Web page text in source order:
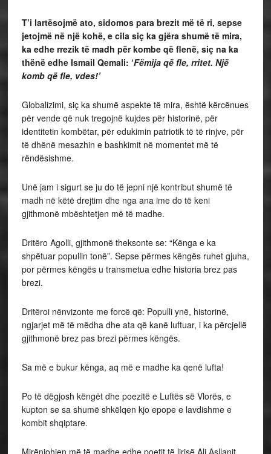
T’i lartësojmë ato, sidomos para brezit më të ri, sepse
jetojmë në një kohë, e cila siç ka gjëra shumë të mira,
ka edhe rrezik të madh për kombe që flenë, siç na ka
thënë edhe Ismail Qemali: ‘Fëmija që fle, rritet. Një
komb që fle, vdes!’
Globalizimi, siç ka shumë aspekte të mira, është kërcënues
për vende që nuk tregojnë kujdes për historinë, për
identitetin kombëtar, për edukimin patriotik të të rinjve, për
të dhënë mesazhin e bashkimit në momentet më të
rëndësishme.
Unë jam i sigurt se ju do të jepni një kontribut shumë të
madh në këtë drejtim dhe nga ana ime do të keni
gjithmonë mbështetjen më të madhe.
Dritëro Agolli, gjithmonë theksonte se: “Kënga e ka
shpëtuar popullin tonë”. Sepse përmes këngës ruhet gjuha,
por përmes këngës u transmetua edhe historia brez pas
brezi.
Dritëroi nënvizonte me forcë që: Populli ynë, historinë,
ngjarjet më të mëdha dhe ata që kanë luftuar, i ka përcjellë
gjithmonë brez pas brezi përmes këngës.
Sa më e bukur kënga, aq më e madhe ka qenë lufta!
Po të dëgjosh këngët dhe poezitë e Luftës së Vlorës, e
kupton se sa shumë shkëlqen kjo epope e lavdishme e
kombit shqiptare.
Mirënjohjen më të madhe edhe poetit të lirisë Ali Asllanit,